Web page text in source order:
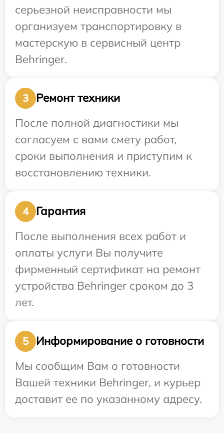
серьезной неисправности мы
организуем транспортировку в
мастерскую в сервисный центр
Behringer.
3
Ремонт техники
После полной диагностики мы
согласуем с вами смету работ,
сроки выполнения и приступим к
восстановлению техники.
4
Гарантия
После выполнения всех работ и
оплаты услуги Вы получите
фирменный сертификат на ремонт
устройства Behringer сроком до 3
лет.
5
Информирование о готовности
Мы сообщим Вам о готовности
Вашей техники Behringer, и курьер
доставит ее по указанному адресу.